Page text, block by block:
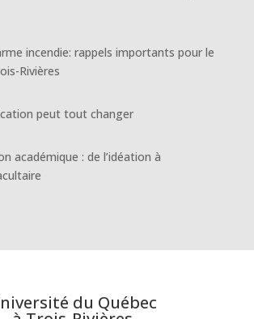
incendie: rappels importants pour le
Rivières
peut tout changer
académique : de l’idéation à
du Québec